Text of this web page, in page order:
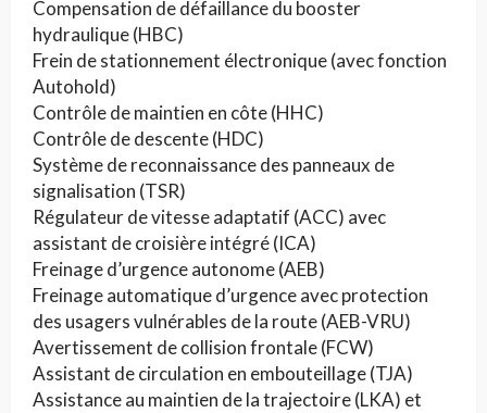
Compensation de défaillance du booster
hydraulique (HBC)
Frein de stationnement électronique (avec fonction
Autohold)
Contrôle de maintien en côte (HHC)
Contrôle de descente (HDC)
Système de reconnaissance des panneaux de
signalisation (TSR)
Régulateur de vitesse adaptatif (ACC) avec
assistant de croisière intégré (ICA)
Freinage d’urgence autonome (AEB)
Freinage automatique d’urgence avec protection
des usagers vulnérables de la route (AEB-VRU)
Avertissement de collision frontale (FCW)
Assistant de circulation en embouteillage (TJA)
Assistance au maintien de la trajectoire (LKA) et